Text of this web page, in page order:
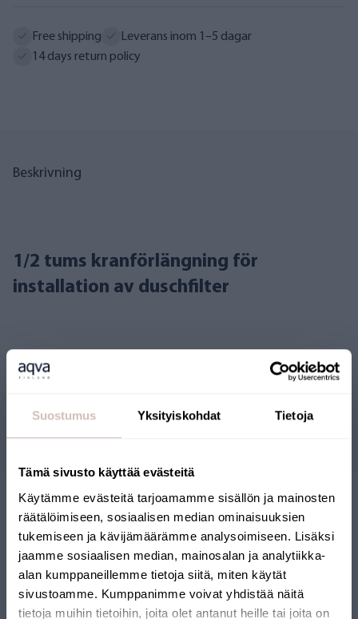
Suostumus Yksityiskohdat Tietoja
Tämä sivusto käyttää evästeitä
Käytämme evästeitä tarjoamamme sisällön ja mainosten
räätälöimiseen, sosiaalisen median ominaisuuksien
tukemiseen ja kävijämäärämme analysoimiseen. Lisäksi
jaamme sosiaalisen median, mainosalan ja analytiikka-
alan kumppaneillemme tietoja siitä, miten käytät
sivustoamme. Kumppanimme voivat yhdistää näitä
tietoja muihin tietoihin, joita olet antanut heille tai joita on
Free shipping
Leverans inom 1–5 dagar
14 days return policy
Beskrivning
1/2 tums kranförlängning för
installation av duschfilter
Recensioner